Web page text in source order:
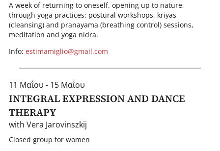
A week of returning to oneself, opening up to nature,
through yoga practices: postural workshops, kriyas
(cleansing) and pranayama (breathing control) sessions,
meditation and yoga nidra.
Info: estimamiglio@gmail.com
11 Μαΐου - 15 Μαΐου
INTEGRAL EXPRESSION AND DANCE
THERAPY
with Vera Jarovinszkij
Closed group for women